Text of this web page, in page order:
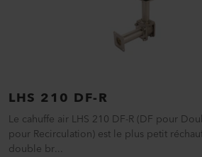
LHS 210 DF-R
Le cahuffe air LHS 210 DF-R (DF pour
pour Recirculation) est le plus petit
double br...